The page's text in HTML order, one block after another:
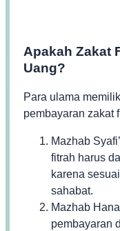
Apakah Zakat
Uang?
Para ulama
pembayaran zakat
Mazhab
fitrah harus
karena
sahabat.
Mazhab
pembayaran